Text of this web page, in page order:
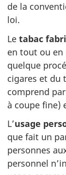
de la
loi.
Le tabac
en tout ou en
quelque
cigares et du
comprend
à coupe fine)
L’usage
que fait un
personnes
personnel